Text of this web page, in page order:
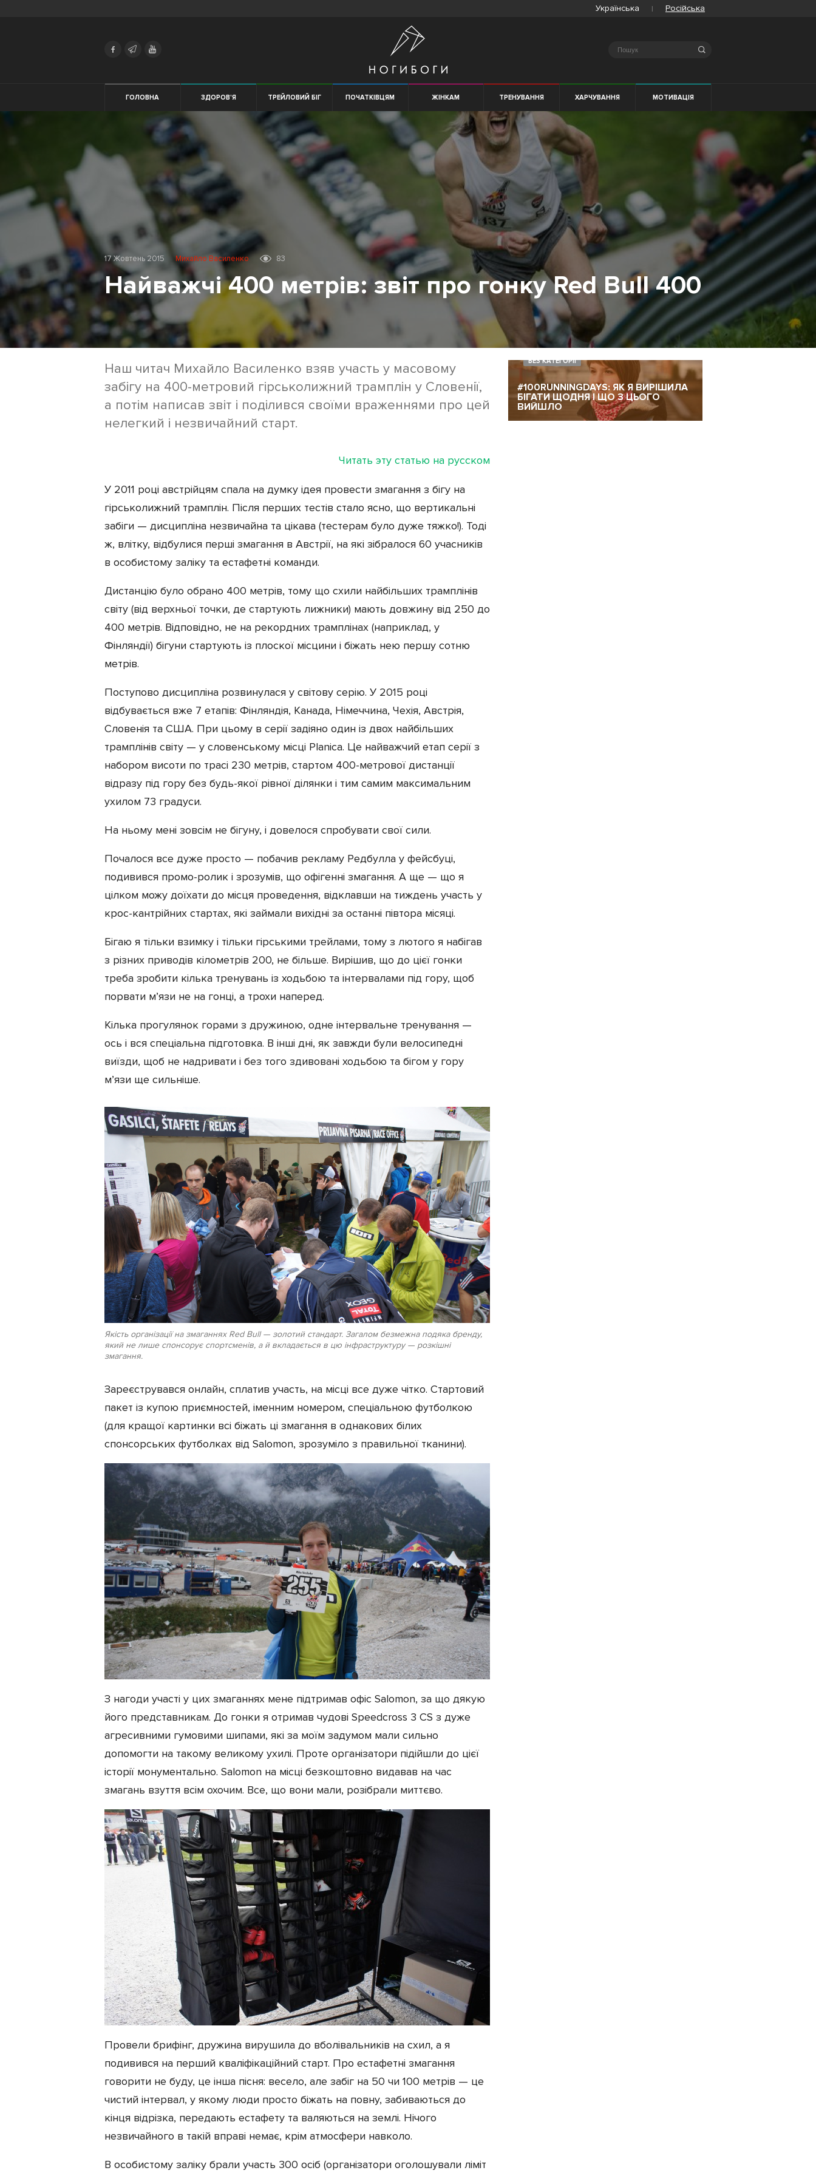
Жінкам
Тренування
Мотивація
Екіпірування
Українська Російська
Search
ГОЛОВНА ЗДОРОВ'Я ТРЕЙЛОВИЙ БІГ ПОЧАТКІВЦЯМ ЖІНКАМ ТРЕНУВАННЯ ХАРЧУВАННЯ МОТИВАЦІЯ
17 Жовтень 2015 Михайло Василенко 83
Найважчі 400 метрів: звіт про гонку Red Bull 400
Наш читач Михайло Василенко взяв участь у масовому
забігу на 400-метровий гірськолижний трамплін у Словенії,
а потім написав звіт і поділився своїми враженнями про цей
нелегкий і незвичайний старт.
Читать эту статью на русском
У 2011 році австрійцям спала на думку ідея провести змагання з бігу на
гірськолижний трамплін. Після перших тестів стало ясно, що вертикальні
забіги — дисципліна незвичайна та цікава (тестерам було дуже тяжко!). Тоді
ж, влітку, відбулися перші змагання в Австрії, на які зібралося 60 учасників
в особистому заліку та естафетні команди.
Дистанцію було обрано 400 метрів, тому що схили найбільших трамплінів
світу (від верхньої точки, де стартують лижники) мають довжину від 250 до
400 метрів. Відповідно, не на рекордних трамплінах (наприклад, у
Фінляндії) бігуни стартують із плоскої місцини і біжать нею першу сотню
метрів.
Поступово дисципліна розвинулася у світову серію. У 2015 році
відбувається вже 7 етапів: Фінляндія, Канада, Німеччина, Чехія, Австрія,
Словенія та США. При цьому в серії задіяно один із двох найбільших
трамплінів світу — у словенському місці Planica. Це найважчий етап серії з
набором висоти по трасі 230 метрів, стартом 400-метрової дистанції
відразу під гору без будь-якої рівної ділянки і тим самим максимальним
ухилом 73 градуси.
На ньому мені зовсім не бігуну, і довелося спробувати свої сили.
Почалося все дуже просто — побачив рекламу Редбулла у фейсбуці,
подивився промо-ролик і зрозумів, що офігенні змагання. А ще — що я
цілком можу доїхати до місця проведення, відклавши на тиждень участь у
крос-кантрійних стартах, які займали вихідні за останні півтора місяці.
Бігаю я тільки взимку і тільки гірськими трейлами, тому з лютого я набігав
з різних приводів кілометрів 200, не більше. Вирішив, що до цієї гонки
треба зробити кілька тренувань із ходьбою та інтервалами під гору, щоб
порвати м’язи не на гонці, а трохи наперед.
Кілька прогулянок горами з дружиною, одне інтервальне тренування —
ось і вся спеціальна підготовка. В інші дні, як завжди були велосипедні
виїзди, щоб не надривати і без того здивовані ходьбою та бігом у гору
м’язи ще сильніше.
Якість організації на змаганнях Red Bull — золотий стандарт. Загалом безмежна подяка бренду,
який не лише спонсорує спортсменів, а й вкладається в цю інфраструктуру — розкішні
змагання.
Зареєструвався онлайн, сплатив участь, на місці все дуже чітко. Стартовий
пакет із купою приємностей, іменним номером, спеціальною футболкою
(для кращої картинки всі біжать ці змагання в однакових білих
спонсорських футболках від Salomon, зрозуміло з правильної тканини).
З нагоди участі у цих змаганнях мене підтримав офіс Salomon, за що дякую
його представникам. До гонки я отримав чудові Speedcross 3 CS з дуже
агресивними гумовими шипами, які за моїм задумом мали сильно
допомогти на такому великому ухилі. Проте організатори підійшли до цієї
історії монументально. Salomon на місці безкоштовно видавав на час
змагань взуття всім охочим. Все, що вони мали, розібрали миттєво.
Провели брифінг, дружина вирушила до вболівальників на схил, а я
подивився на перший кваліфікаційний старт. Про естафетні змагання
говорити не буду, це інша пісня: весело, але забіг на 50 чи 100 метрів — це
чистий інтервал, у якому люди просто біжать на повну, забиваються до
кінця відрізка, передають естафету та валяються на землі. Нічого
незвичайного в такій вправі немає, крім атмосфери навколо.
В особистому заліку брали участь 300 осіб (організатори оголошували ліміт
БЕЗ КАТЕГОРІЇ
#100RUNNINGDAYS: ЯК Я ВИРІШИЛА
БІГАТИ ЩОДНЯ І ЩО З ЦЬОГО
ВИЙШЛО